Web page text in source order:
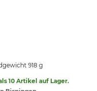
918 g
10 Artikel auf Lager.